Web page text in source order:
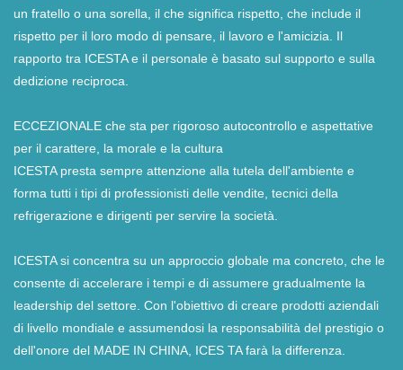
un fratello o una sorella, il che significa rispetto, che include il
rispetto per il loro modo di pensare, il lavoro e l'amicizia. Il
rapporto tra ICESTA e il personale è basato sul supporto e sulla
dedizione reciproca.
ECCEZIONALE che sta per rigoroso autocontrollo e aspettative
per il carattere, la morale e la cultura
ICESTA presta sempre attenzione alla tutela dell'ambiente e
forma tutti i tipi di professionisti delle vendite, tecnici della
refrigerazione e dirigenti per servire la società.
ICESTA si concentra su un approccio globale ma concreto, che le
consente di accelerare i tempi e di assumere gradualmente la
leadership del settore. Con l'obiettivo di creare prodotti aziendali
di livello mondiale e assumendosi la responsabilità del prestigio o
dell'onore del MADE IN CHINA, ICES TA farà la differenza.